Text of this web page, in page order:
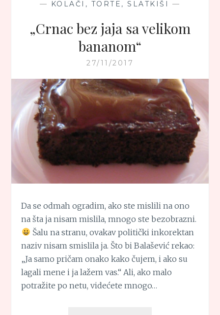
— KOLAČI, TORTE, SLATKIŠI —
„Crnac bez jaja sa velikom
bananom“
27/11/2017
Da se odmah ogradim, ako ste mislili na ono
na šta ja nisam mislila, mnogo ste bezobrazni.
Šalu na stranu, ovakav politički inkorektan
naziv nisam smislila ja. Što bi Balašević rekao:
„Ja samo pričam onako kako čujem, i ako su
lagali mene i ja lažem vas.“ Ali, ako malo
potražite po netu, videćete mnogo…